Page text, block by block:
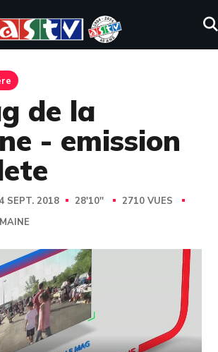
de la
- emission
SEPT. 2018 28'10''
2710 VUES